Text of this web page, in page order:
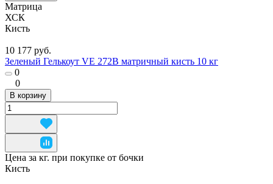
Матрица
ХСК
Кисть
10 177 руб.
Зеленый Гелькоут VE 272B матричный кисть 10 кг
0
0
В корзину
Цена за кг. при покупке от бочки
Кисть